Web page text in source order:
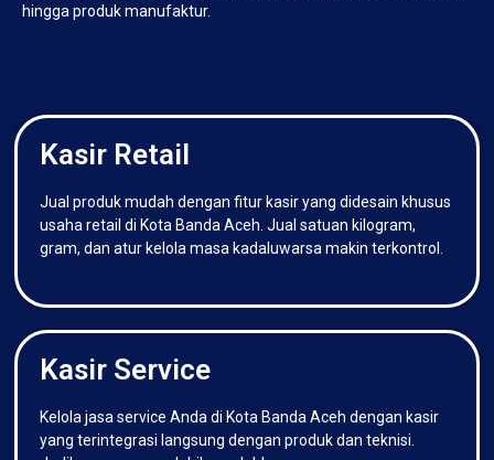
hingga produk manufaktur.
Kasir Retail
Jual produk mudah dengan fitur kasir yang didesain khusus
usaha retail di Kota Banda Aceh. Jual satuan kilogram,
gram, dan atur kelola masa kadaluwarsa makin terkontrol.
Kasir Service
Kelola jasa service Anda di Kota Banda Aceh dengan kasir
yang terintegrasi langsung dengan produk dan teknisi.